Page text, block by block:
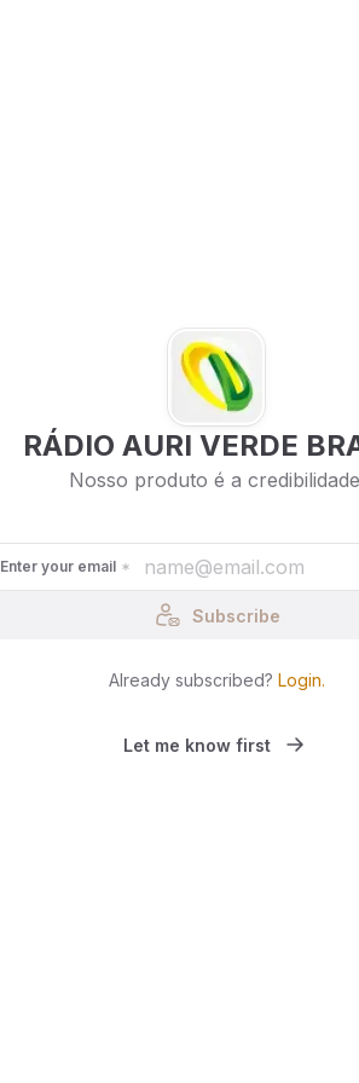
RÁDIO AURI VERDE
Nosso produto é a
Enter your email
Subscribe
Already subscribed? Login.
Let me know first